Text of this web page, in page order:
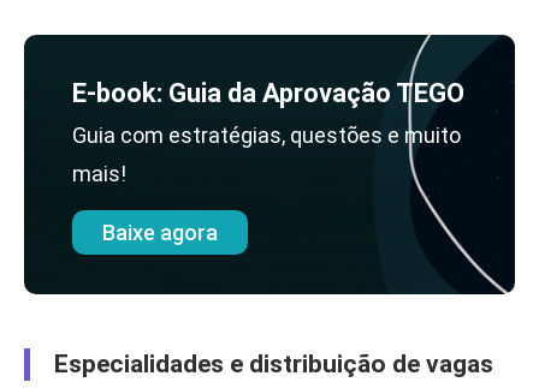
E-book: Guia da Aprovação TEGO
Guia com estratégias, questões e muito
mais!
Baixe agora
Especialidades e distribuição de vagas